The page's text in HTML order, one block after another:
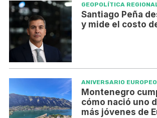
GEOPOLÍTICA
Santiago Peña
y mide el costo
ANIVERSARIO EUROPEO
Montenegro
cómo nació uno
más jóvenes de